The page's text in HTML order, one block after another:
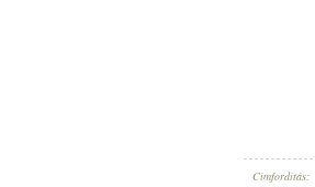
Címfordítás: